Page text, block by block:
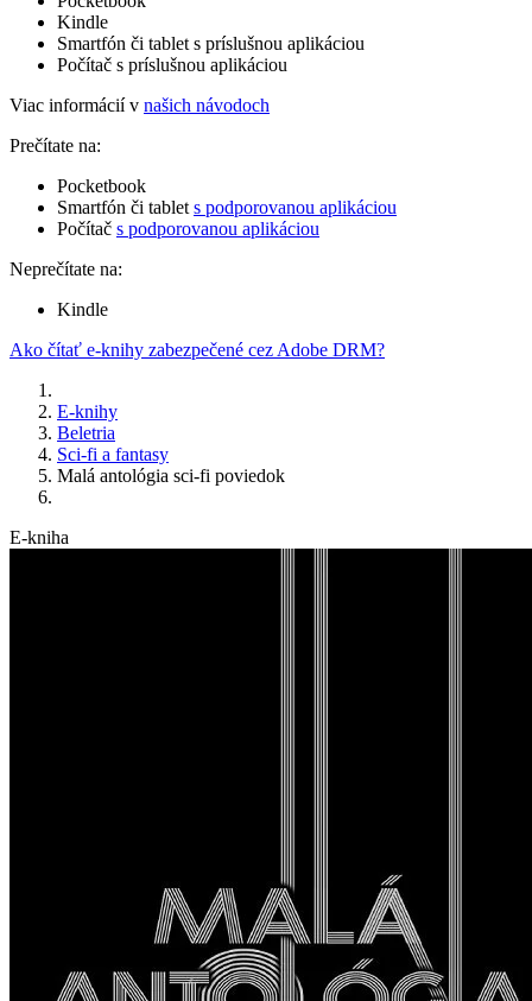
Kindle
Smartfón či tablet s príslušnou aplikáciou
Počítač s príslušnou aplikáciou
Viac informácií v našich návodoch
Prečítate na:
Pocketbook
Smartfón či tablet s podporovanou aplikáciou
Počítač s podporovanou aplikáciou
Neprečítate na:
Kindle
Ako čítať e-knihy zabezpečené cez Adobe DRM?
E-knihy
Beletria
Sci-fi a fantasy
Malá antológia sci-fi poviedok
E-kniha